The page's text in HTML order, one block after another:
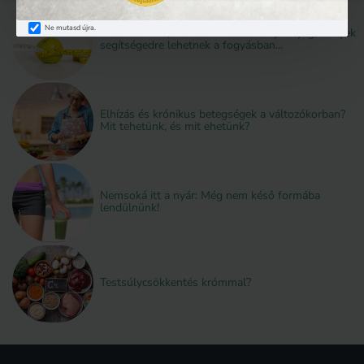
Ne mutasd újra.
inzulintermelést, kedvező hatással van a koleszterinre, hatékonyan vesz
részt a zsírok és szénhidrátok metabolizmusában, segít szabályozni az
étvágyat és még a fáradsággal is küzd velünk együtt. Egyszóval, mind
az edzés, a diéta, a fogyás terén remek motivátor, de általános
egészségünk szempontjából is remek társunk lesz az életmódváltásban.
A króm alapvető ásványi anyag, ami azt jelenti, hogy a szervezetnek
kis mennyiségben szüksége van rá. A tápanyag megfelelő étrenddel is
bevihető, de a legújabb tanulmányok kimutatták, hogy sokan nem
visznek be elegendő mennyiséget szervezetükbe.
A króm megtalálható a tojásban, a húsban és a teljes kiőrlésű
gabonákban, így a vegetáriánusoknak és a vegánoknak különösen fontos
a króm pótlása. A táplálékkal bevitt nyomelem felszívódása azonban
rendkívül csekély, csupán 0,4 - 2,8 százalék (forrás: Webbeteg). Ennek
oka a nyomelem vízoldékonysága, valamint más egyéb kémiai anyagok
és tápanyagok jelenléte, melyek csökkentik a nyomelem felszívódását a
szervezetbe.
A króm biológiai hasznosulása függ annak ionos, illetve szerves/vagy
szervetlen formájától. A szerves vegyületeiből ugyanis sokkal jobban
Diétázol? Íme, 10 vitamin és ásványi anyag, melyek
segítségedre lehetnek a fogyásban…
Elhízás és krónikus betegségek a változókorban?
Mit tehetünk, és mit ehetünk?
Nemsoká itt a nyár: Még nem késő formába
lendülnünk!
Testsúlycsökkentés krómmal?